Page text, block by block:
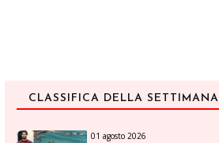
CLASSIFICA DELLA SETTIMANA
01 agosto 2026